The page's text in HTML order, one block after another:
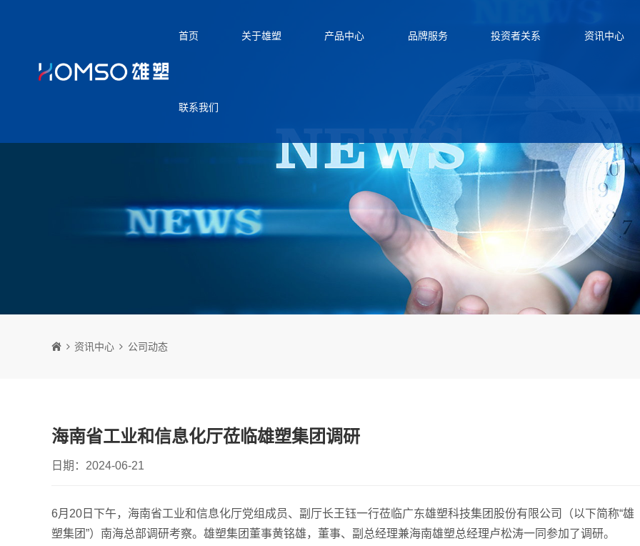
首页 关于雄塑 产品中心 品牌服务 投资者关系 资讯中心
联系我们
资讯中心 公司动态
海南省工业和信息化厅莅临雄塑集团调研
日期：2024-06-21
6月20日下午，海南省工业和信息化厅党组成员、副厅长王钰一行莅临广东雄塑科技集团股份有限公司（以下简称“雄
塑集团”）南海总部调研考察。雄塑集团董事黄铭雄，董事、副总经理兼海南雄塑总经理卢松涛一同参加了调研。